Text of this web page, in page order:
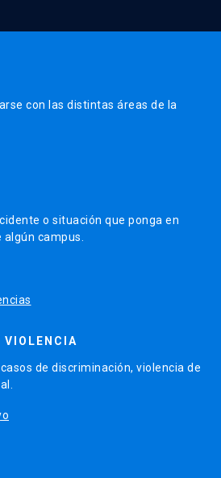
con las distintas áreas de la
o situación que ponga en
campus.
VIOLENCIA
de discriminación, violencia de